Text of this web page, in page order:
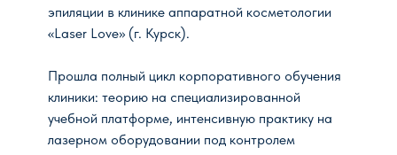
эпиляции в клинике аппаратной косметологии
«Laser Love» (г. Курск).
Прошла полный цикл корпоративного обучения
клиники: теорию на специализированной
учебной платформе, интенсивную практику на
лазерном оборудовании под контролем